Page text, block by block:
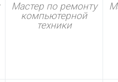
Мастер по ремонту
компьютерной
техники